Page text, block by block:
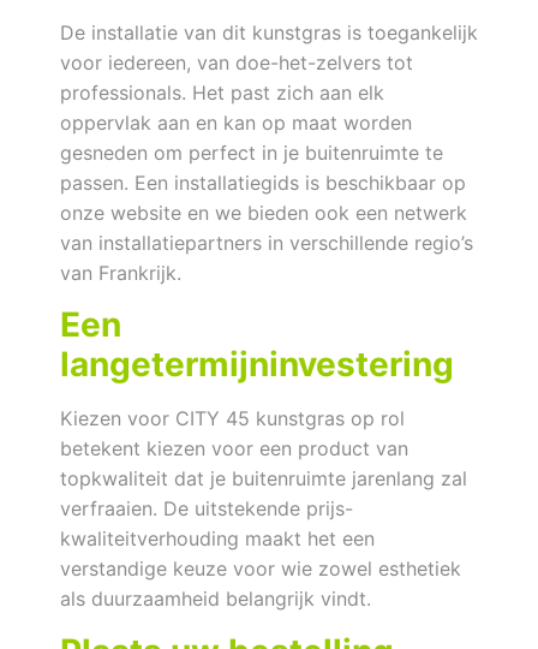
De installatie van dit kunstgras is toegankelijk
voor iedereen, van doe-het-zelvers tot
professionals. Het past zich aan elk
oppervlak aan en kan op maat worden
gesneden om perfect in je buitenruimte te
passen. Een installatiegids is beschikbaar op
onze website en we bieden ook een netwerk
van installatiepartners in verschillende regio’s
van Frankrijk.
Een
langetermijninvestering
Kiezen voor CITY 45 kunstgras op rol
betekent kiezen voor een product van
topkwaliteit dat je buitenruimte jarenlang zal
verfraaien. De uitstekende prijs-
kwaliteitverhouding maakt het een
verstandige keuze voor wie zowel esthetiek
als duurzaamheid belangrijk vindt.